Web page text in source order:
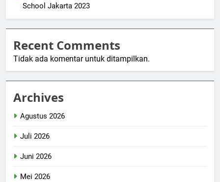
School Jakarta 2023
Recent Comments
Tidak ada komentar untuk ditampilkan.
Archives
Agustus 2026
Juli 2026
Juni 2026
Mei 2026